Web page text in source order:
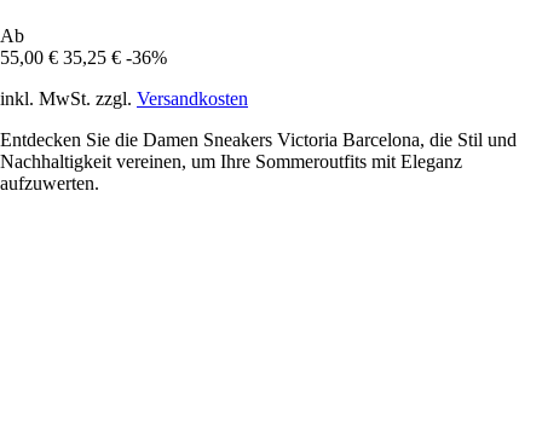
Ab
55,00 € 35,25 € -36%
inkl. MwSt. zzgl. Versandkosten
Entdecken Sie die Damen Sneakers Victoria Barcelona, die Stil und
Nachhaltigkeit vereinen, um Ihre Sommeroutfits mit Eleganz
aufzuwerten.